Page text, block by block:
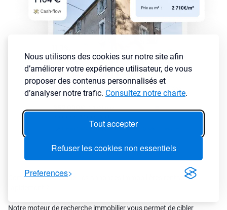
Nous utilisons des cookies sur notre site afin
d’améliorer votre expérience utilisateur, de vous
proposer des contenus personnalisés et
d’analyser notre trafic. Consultez notre charte.
Tout accepter
Refuser les cookies non essentiels
Preferences
Comment sélectionner les annonces immobilières rentables
Notre moteur de recherche immobilier vous permet de cibler